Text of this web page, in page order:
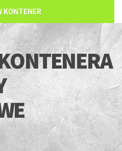
KONTENER